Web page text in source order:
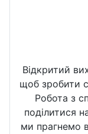
Відкритий
щоб зробити
Робота з
поділитися
ми прагнемо